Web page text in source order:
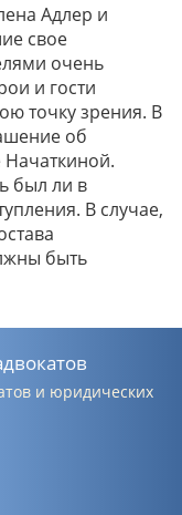
Адлер и
свое
очень
и гости
точку зрения. В
об
был ли в
В случае,
быть
и юридических